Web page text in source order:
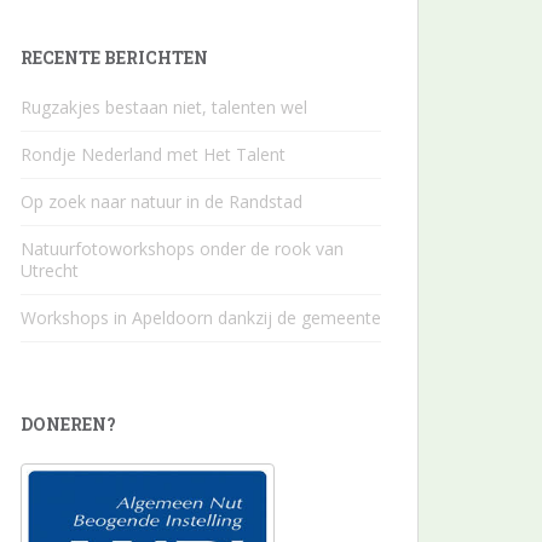
RECENTE BERICHTEN
Rugzakjes bestaan niet, talenten wel
Rondje Nederland met Het Talent
Op zoek naar natuur in de Randstad
Natuurfotoworkshops onder de rook van
Utrecht
Workshops in Apeldoorn dankzij de gemeente
DONEREN?